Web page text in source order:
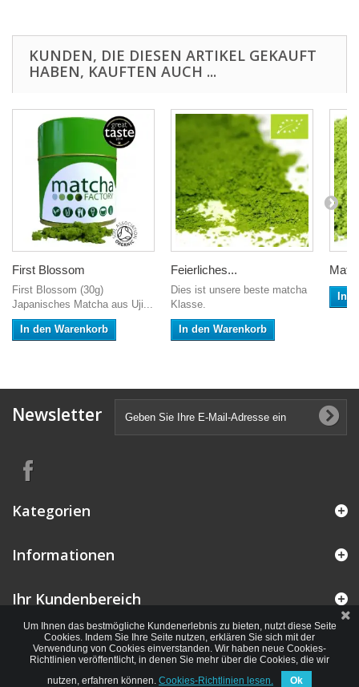
KUNDEN, DIE DIESEN ARTIKEL GEKAUFT
HABEN, KAUFTEN AUCH ...
First Blossom
First Blossom (30g)
Japanisches Matcha aus Uji...
In den Warenkorb
Feierliches...
Dies ist unsere beste matcha
Klasse.
In den Warenkorb
In
Newsletter
Kategorien
Informationen
Ihr Kundenbereich
Um Ihnen das bestmögliche Kundenerlebnis zu bieten, nutzt diese Seite
Cookies. Indem Sie Ihre Seite nutzen, erklären Sie sich mit der
Verwendung von Cookies einverstanden. Wir haben neue Cookies-
Richtlinien veröffentlicht, in denen Sie mehr über die Cookies, die wir
nutzen, erfahren können. Cookies-Richtlinien lesen. Ok